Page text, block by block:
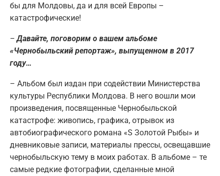
бы для Молдовы, да и для всей Европы –
катастрофические!
– Давайте, поговорим о вашем альбоме
«Чернобыльский репортаж», выпущенном в 2017
году…
– Альбом был издан при содействии Министерства
культуры Республики Молдова. В него вошли мои
произведения, посвященные Чернобыльской
катастрофе: живопись, графика, отрывок из
автобиографического романа «S Золотой Рыбы» и
дневниковые записи, материалы прессы, освещавшие
чернобыльскую тему в моих работах. В альбоме – те
самые редкие фотографии, сделанные мной